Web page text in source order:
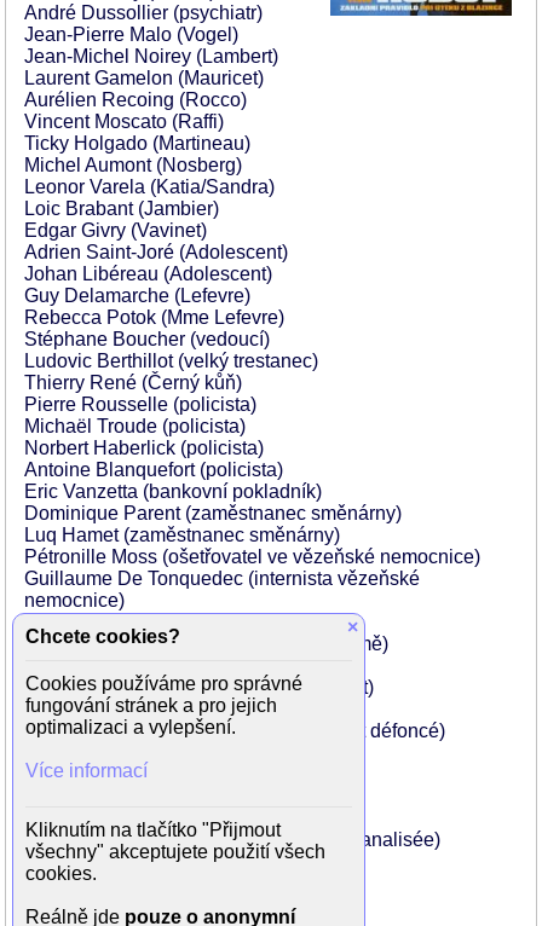
André Dussollier (psychiatr)
Jean-Pierre Malo (Vogel)
Jean-Michel Noirey (Lambert)
Laurent Gamelon (Mauricet)
Aurélien Recoing (Rocco)
Vincent Moscato (Raffi)
Ticky Holgado (Martineau)
Michel Aumont (Nosberg)
Leonor Varela (Katia/Sandra)
Loic Brabant (Jambier)
Edgar Givry (Vavinet)
Adrien Saint-Joré (Adolescent)
Johan Libéreau (Adolescent)
Guy Delamarche (Lefevre)
Rebecca Potok (Mme Lefevre)
Stéphane Boucher (vedoucí)
Ludovic Berthillot (velký trestanec)
Thierry René (Černý kůň)
Pierre Rousselle (policista)
Michaël Troude (policista)
Norbert Haberlick (policista)
Antoine Blanquefort (policista)
Eric Vanzetta (bankovní pokladník)
Dominique Parent (zaměstnanec směnárny)
Luq Hamet (zaměstnanec směnárny)
Pétronille Moss (ošetřovatel ve vězeňské nemocnice)
Guillaume De Tonquedec (internista vězeňské
nemocnice)
Stéphane Jacquot (muž v azylovém domě)
Thierry Nenez (Le consommateur bistrot)
François Gamard (Le patron bistrot)
Julien Cafaro (Le conducteur voiture toît défoncé)
Romain Redler (Le loubard)
Alain Foures (Le conducteur Opel)
Arnaud Le Bozec (Le flic camionnette banalisée)
Michel Caccia
Luc Bernard (L'infirmier secrétariat)
Patrick Médioni (Homme Vogel)
×
Chcete cookies?
Cookies používáme pro správné
fungování stránek a pro jejich
optimalizaci a vylepšení.
Více informací
Kliknutím na tlačítko "Přijmout
všechny" akceptujete použití všech
cookies.
Reálně jde pouze o anonymní